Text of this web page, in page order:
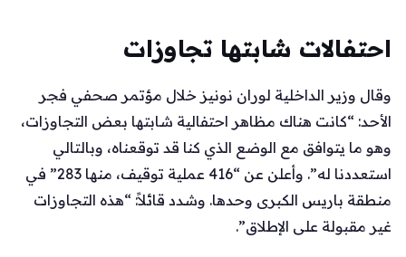
احتفالات شابتها تجاوزات
وقال وزير الداخلية لوران نونيز خلال مؤتمر صحفي فجر
الأحد: “كانت هناك مظاهر احتفالية شابتها بعض التجاوزات،
وهو ما يتوافق مع الوضع الذي كنا قد توقعناه، وبالتالي
استعددنا له”. وأعلن عن “416 عملية توقيف، منها 283” في
منطقة باريس الكبرى وحدها. وشدد قائلاً: “هذه التجاوزات
غير مقبولة على الإطلاق”.